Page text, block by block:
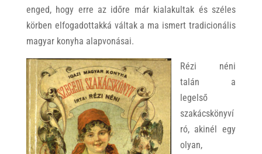
enged, hogy erre az időre már kialakultak és széles
körben elfogadottakká váltak a ma ismert tradicionális
magyar konyha alapvonásai.
Rézi néni
talán a
legelső
szakácskönyví
ró, akinél egy
olyan,